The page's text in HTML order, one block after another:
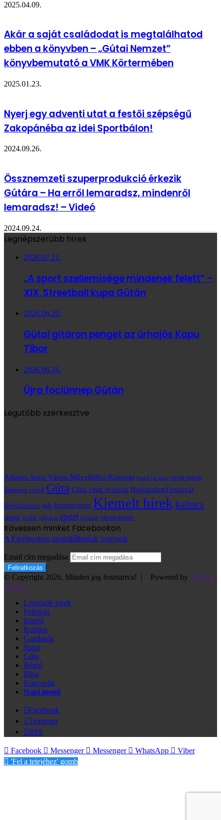
2025.04.09.
Akár a saját családodat is megtalálhatod
ebben a könyvben – „Gútai Nemzet”
könyvbemutató a VMK Körtermében
2025.01.23.
Nyerj egy adventi utat a festői szépségű
Zakopánéba az idei Sportbálon!
2024.09.26.
Össznemzeti szuperprodukció érkezik
Gútára – Ha erről lemaradsz, mindenről
lemaradsz! – Videó
2024.09.24.
Legnépszerűbb hírek
2026.07.21.
„A sport szellemisége mindenek felett” –
XIX. Streetball kupa Gútán
2026.06.29.
Gútai gitáron penget az űrhajós Kapu
Tibor
2026.06.16.
Újra fociünnep Gútán
Legutóbb szerkesztve
Adamis Anna Városi Művelődési Központ brazil jiu jitsu corvin mátyás
alapiskola covid Gúta Gútai vásár és búcsú HajómalomFesztivál
HelloSzínház judo karpatyerno Kiemelt hírek kultúra
oktatás prcikk pályázat sport Színház városfejlesztés
Kövessen minket Facebookon
A Facebookon megtalálhatóak vagyunk
Email cím megadása
© Copyright 2026, Minden jog fenntartva! | Powered by AKRIS
agency
Legújabb hírek
Felhívás
Interjú
Kultúra
Gazdaság
Sport
Gúta
Régió
Blog
Kapcsolat
Napi menü
Facebook
Telegram
RSS
Facebook Messenger Messenger WhatsApp
Viber
'Fel a tetejéhez' gomb